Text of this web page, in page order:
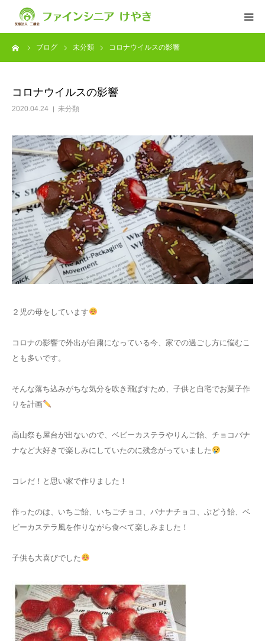
ブログ 未分類 コロナウイルスの影響
コロナウイルスの影響
2020.04.24 未分類
２児の母をしています
コロナの影響で外出が自粛になっている今、家での過ごし方に悩むこ
とも多いです。
そんな落ち込みがちな気分を吹き飛ばすため、子供と自宅でお菓子作
りを計画
高山祭も屋台が出ないので、ベビーカステラやりんご飴、チョコバナ
ナなど大好きで楽しみにしていたのに残念がっていました
コレだ！と思い家で作りました！
作ったのは、いちご飴、いちごチョコ、バナナチョコ、ぶどう飴、ベ
ビーカステラ風を作りながら食べて楽しみました！
子供も大喜びでした
ファインシニアについて
入居について
求人情報